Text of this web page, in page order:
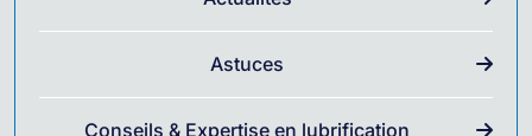
Astuces
Conseils & Expertise en lubrification